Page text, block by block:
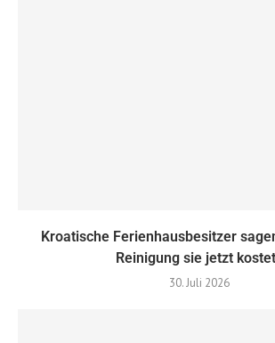
Kroatische Ferienhausbesitzer
Reinigung sie jetzt
30. Juli 2026